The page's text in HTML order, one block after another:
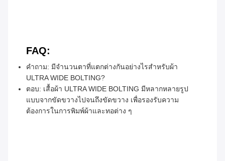
FAQ:
คําถาม: มีจํานวนตาที่แตกต่างกันอย่างไรสําหรับผ้า
ULTRA WIDE BOLTING?
ตอบ: เสื้อผ้า ULTRA WIDE BOLTING มีหลากหลายรูป
แบบจากขัดขวางไปจนถึงขัดขวาง เพื่อรองรับความ
ต้องการในการพิมพ์ผ้าและทอต่าง ๆ